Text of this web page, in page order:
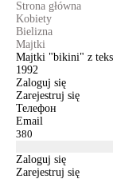
Strona główna
Kobiety
Bielizna
Majtki
Majtki "bikini" z
1992
Zaloguj się
Zarejestruj się
Телефон
Email
Zaloguj się
Zarejestruj się